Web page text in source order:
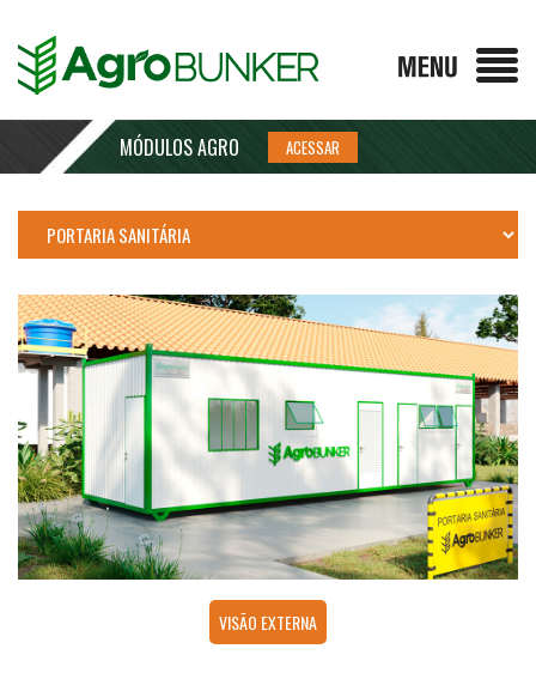
MÓDULOS AGRO
VISÃO EXTERNA